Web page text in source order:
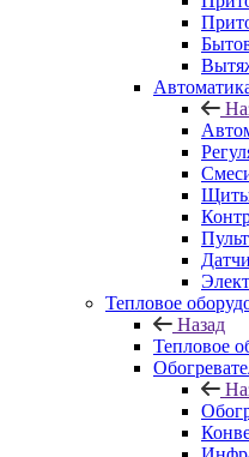
Щиты
Тепловое
Назад
Тепловое